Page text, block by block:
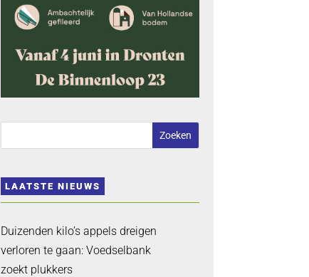
LAATSTE NIEUWS
Duizenden kilo’s appels dreigen
verloren te gaan: Voedselbank
zoekt plukkers